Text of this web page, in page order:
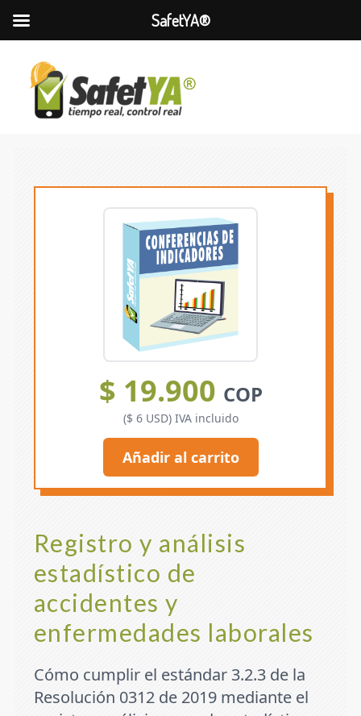
Registro y análisis
estadístico de
accidentes y
enfermedades laborales
Cómo cumplir el estándar 3.2.3 de la
Resolución 0312 de 2019 mediante el
$ 19.900 COP
($ 6 USD) IVA incluido
Añadir al carrito
SafetYA®